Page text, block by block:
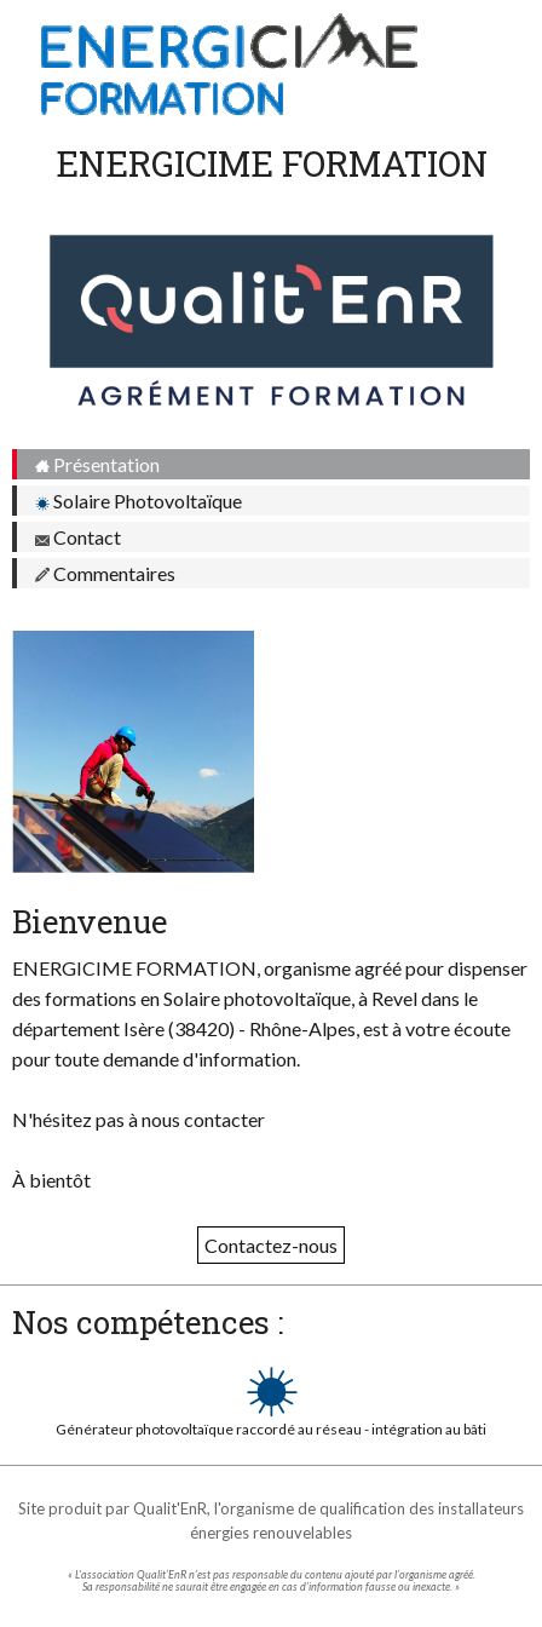
ENERGICIME FORMATION
Présentation
Solaire Photovoltaïque
Contact
Commentaires
Bienvenue
ENERGICIME FORMATION, organisme agréé pour dispenser
des formations en Solaire photovoltaïque, à Revel dans le
département Isère (38420) - Rhône-Alpes, est à votre écoute
pour toute demande d'information.
N'hésitez pas à nous contacter
À bientôt
Contactez-nous
Nos compétences :
Générateur photovoltaïque raccordé au réseau - intégration au bâti
Site produit parQualit'EnR, l'organisme de qualification des installateurs
énergies renouvelables
« L'association Qualit’EnR n’est pas responsable du contenu ajouté par l’organisme agréé.
Sa responsabilité ne saurait être engagée en cas d’information fausse ou inexacte. »